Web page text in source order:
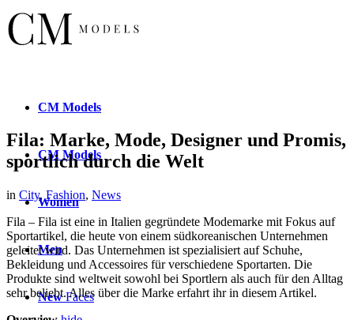
CM Models
CM Models
Women
Men
NewFaces
Fila: Marke, Mode, Designer und Promis,
sportlich durch die Welt
in City, Fashion, News
Fila – Fila ist eine in Italien gegründete Modemarke mit Fokus auf
Sportartikel, die heute von einem südkoreanischen Unternehmen
geleitet wird. Das Unternehmen ist spezialisiert auf Schuhe,
Bekleidung und Accessoires für verschiedene Sportarten. Die
Produkte sind weltweit sowohl bei Sportlern als auch für den Alltag
sehr beliebt. Alles über die Marke erfahrt ihr in diesem Artikel.